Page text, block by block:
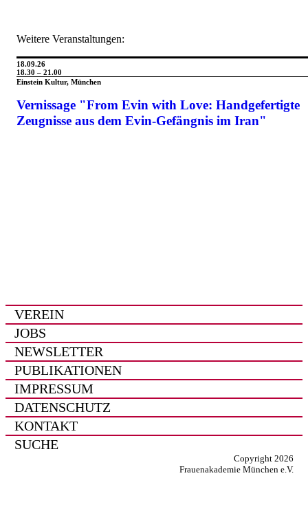
Weitere Veranstaltungen:
18.09.26
18.30 – 21.00
Einstein Kultur, München
Vernissage "From Evin with Love: Handgefertigte
Zeugnisse aus dem Evin-Gefängnis im Iran"
VEREIN
JOBS
NEWSLETTER
PUBLIKATIONEN
IMPRESSUM
DATENSCHUTZ
KONTAKT
SUCHE
Copyright 2026
Frauenakademie München e.V.